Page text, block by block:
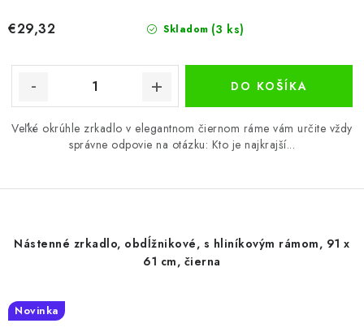
Skladom (3 ks)
€29,32
DO KOŠÍKA
Veľké okrúhle zrkadlo v elegantnom čiernom ráme vám určite vždy
správne odpovie na otázku: Kto je najkrajší...
Nástenné zrkadlo, obdĺžnikové, s hliníkovým rámom, 91 x
61 cm, čierna
Novinka